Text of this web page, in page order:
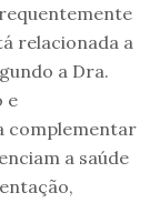
relacionada a
a Dra.
e
complementar
a saúde